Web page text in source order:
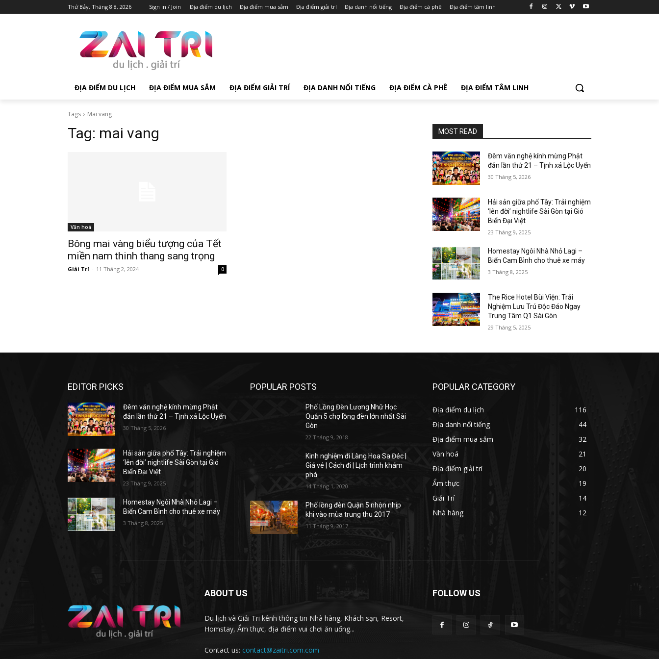
Thứ Bảy, Tháng 8 8, 2026 Sign in / Join Địa điểm du lịch Địa điểm mua sắm Địa điểm giải trí Địa danh nổi tiếng Địa điểm cà phê Địa điểm tâm linh
ĐỊA ĐIỂM DU LỊCH ĐỊA ĐIỂM MUA SẮM ĐỊA ĐIỂM GIẢI TRÍ ĐỊA DANH NỔI TIẾNG ĐỊA ĐIỂM CÀ PHÊ ĐỊA ĐIỂM TÂM LINH
Tags Mai vang
Tag: mai vang
Văn hoá
Bông mai vàng biểu tượng của Tết
miền nam thinh thang sang trọng
Giải Trí - 11 Tháng 2, 2024 0
MOST READ
Đêm văn nghệ kính mừng Phật
đản lần thứ 21 – Tịnh xá Lộc Uyển
30 Tháng 5, 2026
Hải sản giữa phố Tây: Trải nghiệm
‘lên đời’ nightlife Sài Gòn tại Gió
Biển Đại Việt
23 Tháng 9, 2025
Homestay Ngôi Nhà Nhỏ Lagi –
Biển Cam Bình cho thuê xe máy
3 Tháng 8, 2025
The Rice Hotel Bùi Viện: Trải
Nghiệm Lưu Trú Độc Đáo Ngay
Trung Tâm Q1 Sài Gòn
29 Tháng 5, 2025
EDITOR PICKS
Đêm văn nghệ kính mừng Phật
đản lần thứ 21 – Tịnh xá Lộc Uyển
30 Tháng 5, 2026
Hải sản giữa phố Tây: Trải nghiệm
‘lên đời’ nightlife Sài Gòn tại Gió
Biển Đại Việt
23 Tháng 9, 2025
Homestay Ngôi Nhà Nhỏ Lagi –
Biển Cam Bình cho thuê xe máy
3 Tháng 8, 2025
POPULAR POSTS
Phố Lồng Đèn Lương Nhữ Học
Quận 5 chợ lồng đèn lớn nhất Sài
Gòn
22 Tháng 9, 2018
Kinh nghiệm đi Làng Hoa Sa Đéc |
Giá vé | Cách đi | Lịch trình khám
phá
14 Tháng 1, 2020
Phố lồng đèn Quận 5 nhộn nhịp
khi vào mùa trung thu 2017
11 Tháng 9, 2017
POPULAR CATEGORY
Địa điểm du lịch
116
Địa danh nổi tiếng
44
Địa điểm mua sắm
32
Văn hoá
21
Địa điểm giải trí
20
Ẩm thực
19
Giải Trí
14
Nhà hàng
12
ABOUT US
Du lịch và Giải Tri kênh thông tin Nhà hàng, Khách sạn, Resort,
Homstay, Ẩm thực, địa điểm vui chơi ăn uống...
Contact us: contact@zaitri.com.com
FOLLOW US